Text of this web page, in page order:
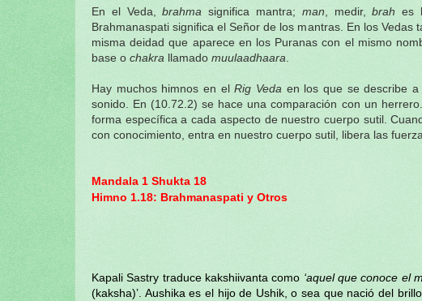
En el Veda,brahma significa mantra; man, medir,brah es
Brahmanaspati significa el Señor de los mantras. En los
misma deidad que aparece en los Puranas con el mismo
base o chakra llamado muulaadhaara
Hay muchos himnos en elRig Veda en los que se describe a
sonido. En (10.72.2) se hace una comparación con un
forma específica a cada aspecto de nuestro cuerpo sutil.
con conocimiento, entra en nuestro cuerpo sutil, libera las
Mandala 1 Shukta 18
Himno 1.18: Brahmanaspati y Otros
Kapali Sastry traduce kakshiivanta como ‘aquel que conoce el
(kaksha)’. Aushika es el hijo de Ushik, o sea que nació del